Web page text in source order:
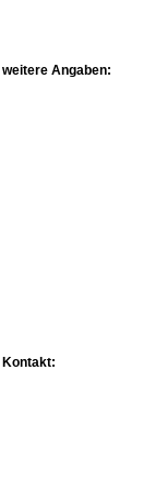
weitere Angaben:
Kontakt: